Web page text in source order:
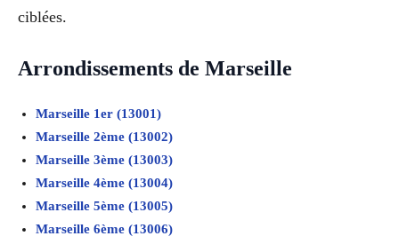
ciblées.
Arrondissements de Marseille
Marseille 1er (13001)
Marseille 2ème (13002)
Marseille 3ème (13003)
Marseille 4ème (13004)
Marseille 5ème (13005)
Marseille 6ème (13006)